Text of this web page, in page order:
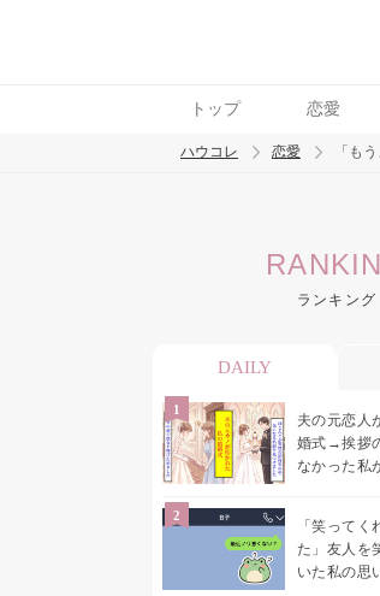
トップ 恋愛
トレンド ワード
ハウコレ 恋愛 「も
ランキング
DAILY
夫の元恋人
婚式→挨拶
なかった私
「笑ってく
た」友人を
いた私の思